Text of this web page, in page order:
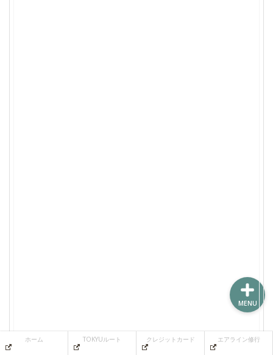
ホーム TOKYUルート クレジットカード エアライン修行
MENU